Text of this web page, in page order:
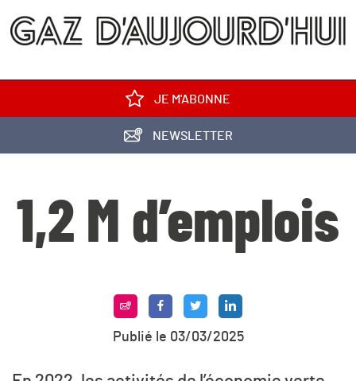
JE M'ABONNE
NEWSLETTER
1,2 M d’emplois
Publié le 03/03/2025